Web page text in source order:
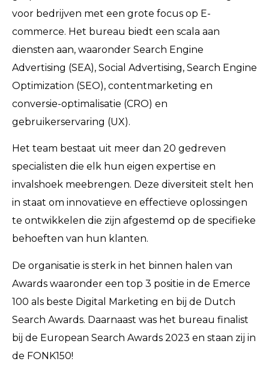
voor bedrijven met een grote focus op E-
commerce. Het bureau biedt een scala aan
diensten aan, waaronder Search Engine
Advertising (SEA), Social Advertising, Search Engine
Optimization (SEO), contentmarketing en
conversie-optimalisatie (CRO) en
gebruikerservaring (UX).
Het team bestaat uit meer dan 20 gedreven
specialisten die elk hun eigen expertise en
invalshoek meebrengen. Deze diversiteit stelt hen
in staat om innovatieve en effectieve oplossingen
te ontwikkelen die zijn afgestemd op de specifieke
behoeften van hun klanten.
De organisatie is sterk in het binnen halen van
Awards waaronder een top 3 positie in de Emerce
100 als beste Digital Marketing en bij de Dutch
Search Awards. Daarnaast was het bureau finalist
bij de European Search Awards 2023 en staan zij in
de FONK150!